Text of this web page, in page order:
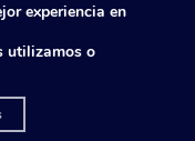
CONTACTO
Aviso Legal
experiencia en
utilizamos o